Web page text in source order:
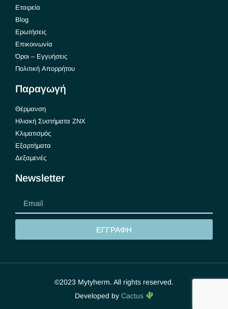
Εταιρεία
Blog
Ερωτήσεις
Επικοινωνία
Όροι – Εγγυήσεις
Πολιτική Απορρήτου
Παραγωγή
Θέρμανση
Ηλιακή Συστήματα ΖΝΧ
Κλιματισμός
Εξαρτήματα
Δεξαμενές
Newsletter
ΕΓΓΡΑΦΗ
©2023 Mytyherm. All rights reserved.
Developed by Cactus